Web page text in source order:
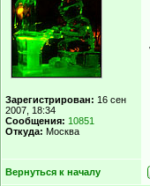
Зарегистрирован: 16 сен
2007, 18:34
Сообщения: 10851
Откуда: Москва
Вернуться к началу